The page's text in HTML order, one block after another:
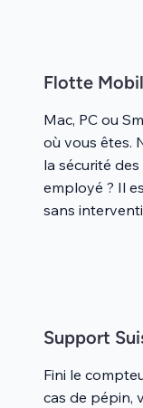
Flotte
Mac, PC ou
où vous êtes.
la sécurité
employé ? Il
sans
Support
Fini le
cas de pépin,